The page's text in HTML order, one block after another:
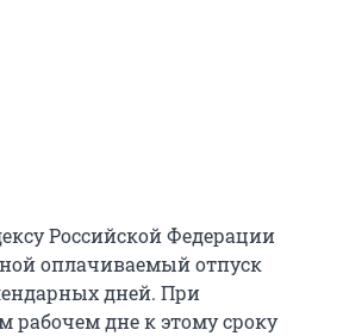
Российской Федерации
оплачиваемый отпуск
дней. При
рабочем дне к этому сроку